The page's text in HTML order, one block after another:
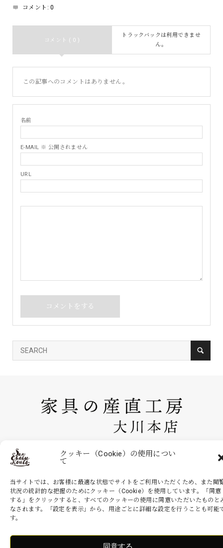
クッキー（Cookie）の使用につい
て
当サイトでは、お客様に最適な状態でサイトをご利用いただくため、また閲
状況の統計的な把握のためにクッキー（Cookie）を使用しています。「同意
する」をクリックすると、すべてのクッキーの使用に同意いただいたものと
なされます。「設定を表示」から、用途ごとに詳細な設定を行うことも可能
す。
同意する
コメント:0
コメント ( 0 )
トラックバックは利用できませ
ん。
この記事へのコメントはありません。
名前
E-MAIL ※ 公開されません
URL
家具の産直工房 大川本店は、株式会社産商が運営する公式のネットシ
ョッピングサイトです。家具・インテリアなどの商品を現地より無駄を
Copyright ©家具の産直工房 大川本店. All Rights Reserved.